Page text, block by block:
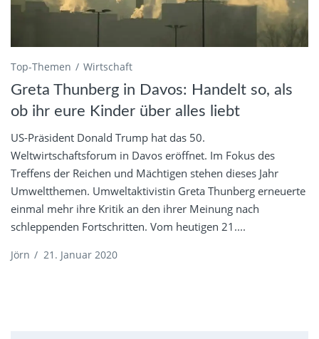
Top-Themen Wirtschaft
Greta Thunberg in Davos: Handelt so, als
ob ihr eure Kinder über alles liebt
US-Präsident Donald Trump hat das 50.
Weltwirtschaftsforum in Davos eröffnet. Im Fokus des
Treffens der Reichen und Mächtigen stehen dieses Jahr
Umweltthemen. Umweltaktivistin Greta Thunberg erneuerte
einmal mehr ihre Kritik an den ihrer Meinung nach
schleppenden Fortschritten. Vom heutigen 21....
Jörn / 21. Januar 2020